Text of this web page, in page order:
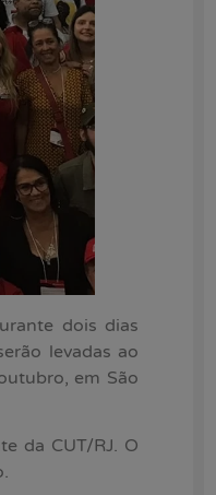
dois dias
levadas ao
em São
da CUT/RJ. O